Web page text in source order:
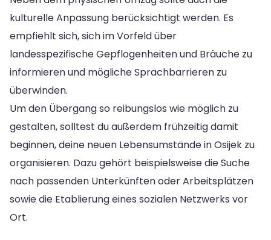
kulturelle Anpassung berücksichtigt werden. Es
empfiehlt sich, sich im Vorfeld über
landesspezifische Gepflogenheiten und Bräuche zu
informieren und mögliche Sprachbarrieren zu
überwinden.
Um den Übergang so reibungslos wie möglich zu
gestalten, solltest du außerdem frühzeitig damit
beginnen, deine neuen Lebensumstände in Osijek zu
organisieren. Dazu gehört beispielsweise die Suche
nach passenden Unterkünften oder Arbeitsplätzen
sowie die Etablierung eines sozialen Netzwerks vor
Ort.